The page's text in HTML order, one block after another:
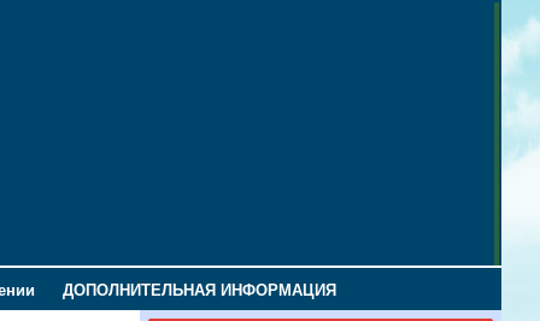
ДОПОЛНИТЕЛЬНАЯ ИНФОРМАЦИЯ